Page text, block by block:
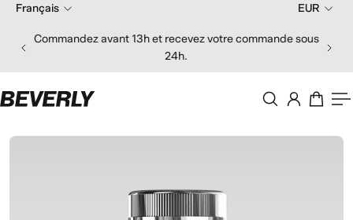
Commandez avant 13h et recevez votre commande sous
24h.
Français EUR